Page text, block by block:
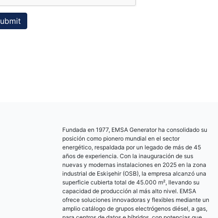
Fundada en 1977, EMSA Generator ha consolidado su
posición como pionero mundial en el sector
energético, respaldada por un legado de más de 45
años de experiencia. Con la inauguración de sus
nuevas y modernas instalaciones en 2025 en la zona
industrial de Eskişehir (OSB), la empresa alcanzó una
superficie cubierta total de 45.000 m², llevando su
capacidad de producción al más alto nivel. EMSA
ofrece soluciones innovadoras y flexibles mediante un
amplio catálogo de grupos electrógenos diésel, a gas,